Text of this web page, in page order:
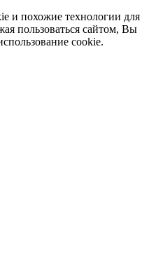
и похожие технологии для
пользоваться сайтом, Вы
cookie.